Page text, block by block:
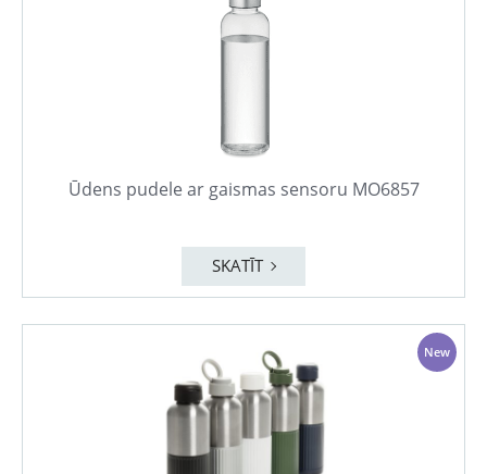
Ūdens pudele ar gaismas sensoru MO6857
SKATĪT
New